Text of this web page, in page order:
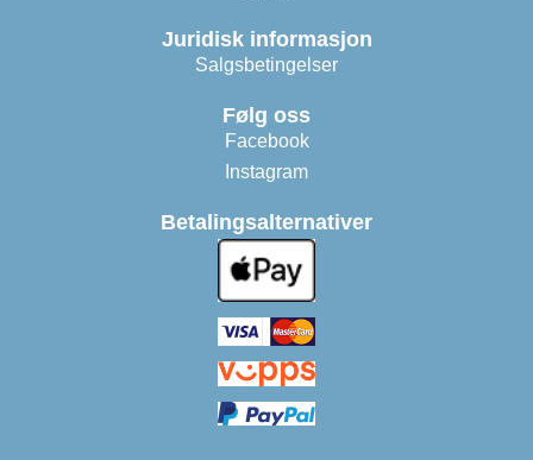
Juridisk informasjon
Salgsbetingelser
Følg oss
Facebook
Instagram
Betalingsalternativer